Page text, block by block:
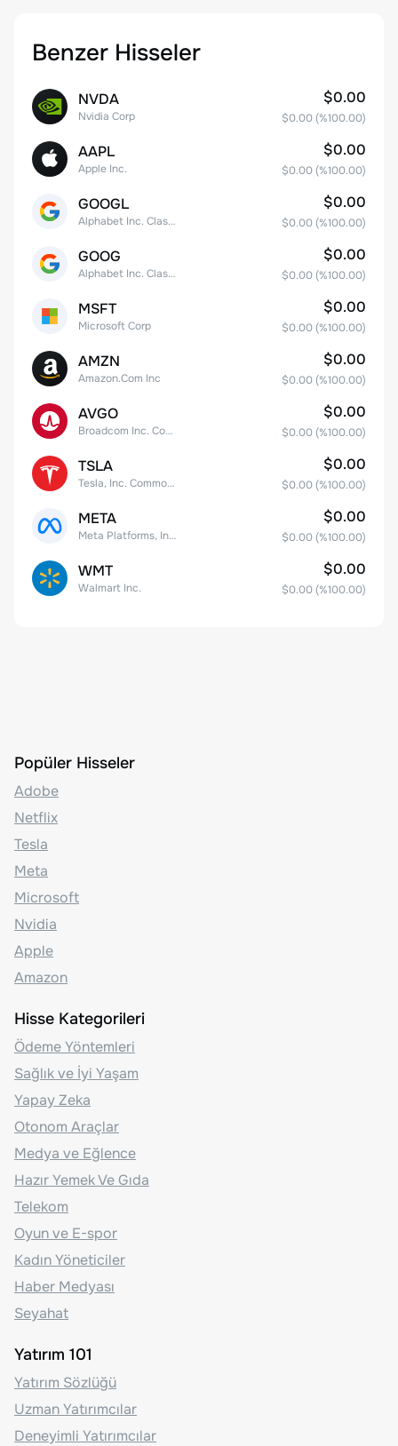
Benzer Hisseler
NVDA
Nvidia Corp
$0.00
$0.00 (%100.00)
AAPL
Apple Inc.
$0.00
$0.00 (%100.00)
GOOGL
Alphabet Inc. Class A Common Stock
$0.00
$0.00 (%100.00)
GOOG
Alphabet Inc. Class C Capital Stock
$0.00
$0.00 (%100.00)
MSFT
Microsoft Corp
$0.00
$0.00 (%100.00)
AMZN
Amazon.Com Inc
$0.00
$0.00 (%100.00)
AVGO
Broadcom Inc. Common Stock
$0.00
$0.00 (%100.00)
TSLA
Tesla, Inc. Common Stock
$0.00
$0.00 (%100.00)
META
Meta Platforms, Inc. Class A Common Stock
$0.00
$0.00 (%100.00)
WMT
Walmart Inc.
$0.00
$0.00 (%100.00)
Popüler Hisseler
Adobe
Netflix
Tesla
Meta
Microsoft
Nvidia
Apple
Amazon
Hisse Kategorileri
Ödeme Yöntemleri
Sağlık ve İyi Yaşam
Yapay Zeka
Otonom Araçlar
Medya ve Eğlence
Hazır Yemek Ve Gıda
Telekom
Oyun ve E-spor
Kadın Yöneticiler
Haber Medyası
Seyahat
Yatırım 101
Yatırım Sözlüğü
Uzman Yatırımcılar
Deneyimli Yatırımcılar